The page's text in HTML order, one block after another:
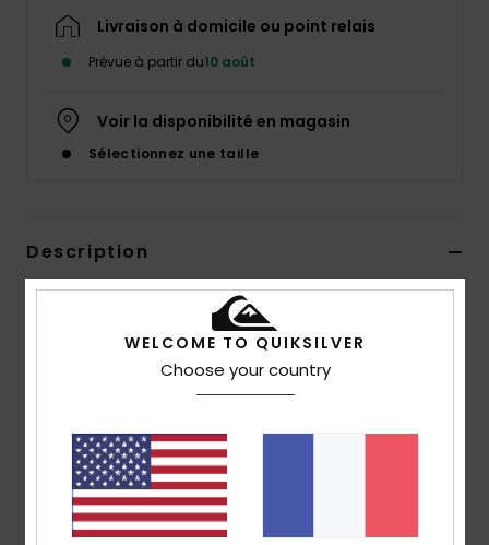
Livraison à domicile ou point relais
Prévue à partir du10 août
Voir la disponibilité en magasin
Sélectionnez une taille
Description
Une flexibilité sans compromis, un confort incroyable,
une qualité irréprochable. La combinaison à manches
longues 3/2 mm Everyday Sessions est dotée de toutes
les caractéristiques essentielles pour tout jeune surfeur.
compétition, il bénéficiera de toute la résistance du
néoprène StretchFlight® et des couture internes scellées
pour surfer à un niveau supérieur.
WELCOME TO QUIKSILVER
Choose your country